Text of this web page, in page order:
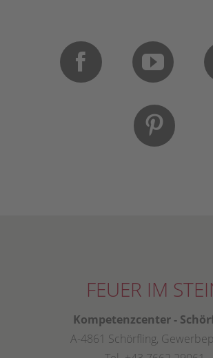
FEUER IM
Kompetenzcenter -
A-4861 Schörfling,